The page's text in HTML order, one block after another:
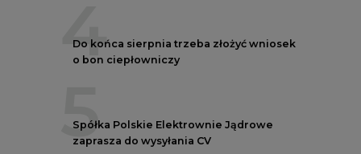
4
Do końca sierpnia trzeba złożyć wniosek
o bon ciepłowniczy
5
Spółka Polskie Elektrownie Jądrowe
zaprasza do wysyłania CV